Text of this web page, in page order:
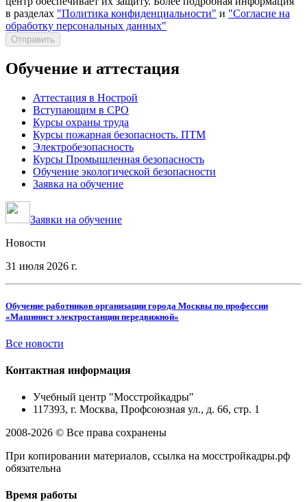
в разделах "Политика конфиденциальности" и "Согласие на
обработку персональных данных"
Отправить
Обучение и аттестация
Аттестация в Нострой
Вступающим в СРО
Курсы охраны труда
Курсы пожарная безопасность. ПТМ
Электробезопасность
Курсы Промышленная безопасность
Обучение экологической безопасности
Заявка на обучение
Заявки на обучение
Новости
31 июля 2026 г.
Обучение работников организации города Москвы по профессии
«Машинист электростанции передвижной»
Все новости
Контактная информация
Учебный центр "Мосстройкадры"
117393, г. Москва, Профсоюзная ул., д. 66, стр. 1
2008-2026 © Все права сохранены
При копировании материалов, ссылка на мосстройкадры.рф
обязательна
Время работы